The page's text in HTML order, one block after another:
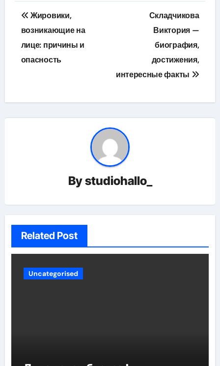
Навигация
по
записям
Жировики,
возникающие на
лице: причины и
опасность
Складчикова
Виктория —
биография,
достижения,
интересные факты
Bystudiohallo_
Related Post
Uncategorised